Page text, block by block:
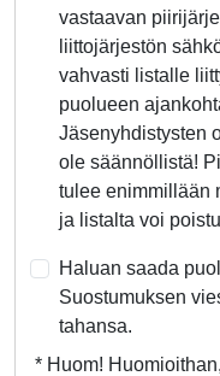
vastaavan
liittojärjestön
vahvasti listalle
puolueen
Jäsenyhdistysten
ole säännöllistä!
tulee enimmillään
ja listalta voi
Haluan saada
Suostumuksen
tahansa.
* Huom!